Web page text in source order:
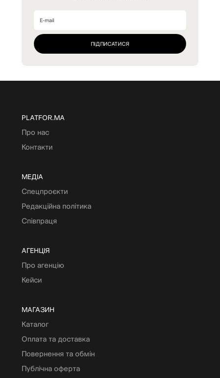
PLATFOR.MA
Про нас
Контакти
МЕДІА
Спецпроєкти
Редакційна політика
Співпраця
АГЕНЦІЯ
Про агенцію
Кейси
МАГАЗИН
Каталог
Оплата та доставка
Повернення та обмін
Публічна оферта